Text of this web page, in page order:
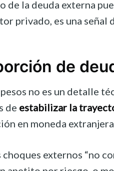
la deuda externa
privado, es una señal
de
no es un detalle
de estabilizar la
en moneda extranjera
externos “no